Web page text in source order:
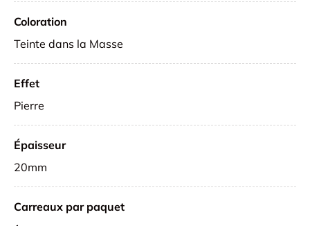
Coloration
Teinte dans la Masse
Effet
Pierre
Épaisseur
20mm
Carreaux par paquet